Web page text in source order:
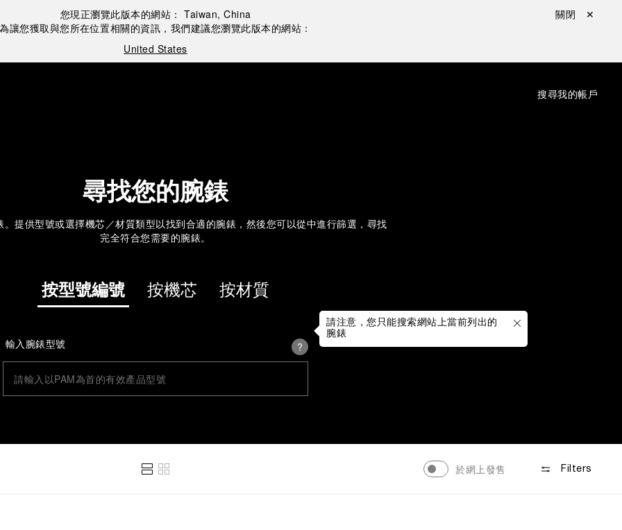
您現正瀏覽此版本的網站： Taiwan, China
為讓您獲取與您所在位置相關的資訊，我們建議您瀏覽此版本的網站：
United States
關閉 ✕
搜尋我的帳戶
尋找您的腕錶
。提供型號或選擇機芯／材質類型以找到合適的腕錶，然後您可以從中進行篩選，尋找
完全符合您需要的腕錶。
按型號編號 按機芯 按材質
輸入腕錶型號 ?
請注意，您只能搜索網站上當前列出的
腕錶
於網上發售 Filters